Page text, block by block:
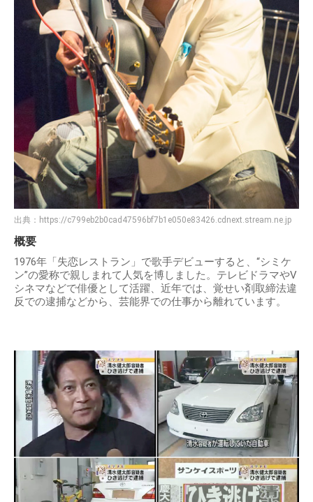
出典： https://c799eb2b0cad47596bf7b1e050e83426.cdnext.stream.ne.jp
概要
1976年「失恋レストラン」で歌手デビューすると、“シミケ
ン”の愛称で親しまれて人気を博しました。テレビドラマやV
シネマなどで俳優として活躍、近年では、覚せい剤取締法違
反での逮捕などから、芸能界での仕事から離れています。